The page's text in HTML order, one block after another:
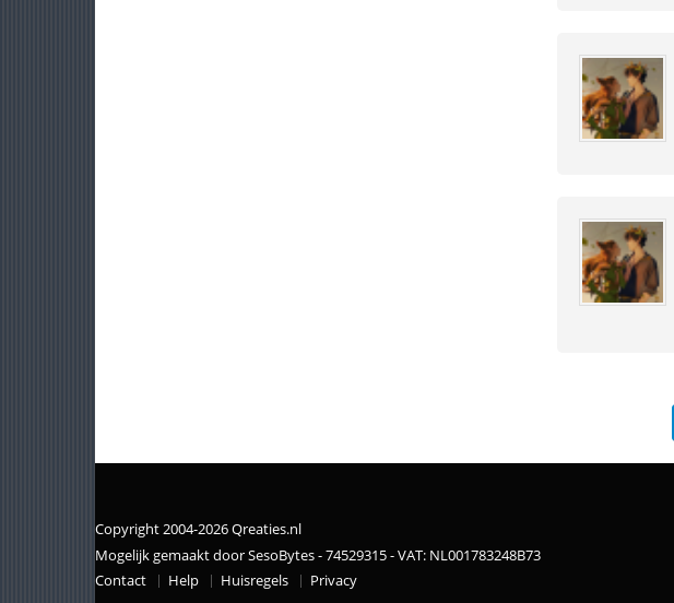
Copyright 2004-2026 Qreaties.nl
Mogelijk gemaakt door SesoBytes - 74529315 - VAT: NL001783248B73
Contact
Help Huisregels Privacy